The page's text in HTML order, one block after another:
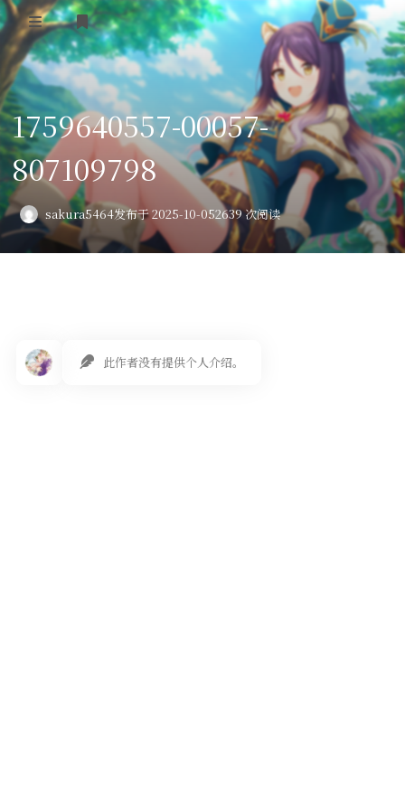
首页
VPS评测
AI绘画
教程
图库
登录
1759640557-00057-
807109798
sakura5464发布于 2025-10-052639 次阅读
此作者没有提供个人介绍。